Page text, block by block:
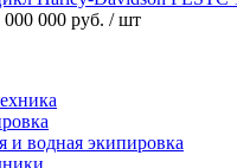
000 000 руб. / шт
и водная экипировка